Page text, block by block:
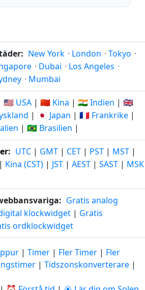
New York · London · Tokyo ·
· Dubai · Los Angeles ·
· Mumbai
🇺🇸 USA | 🇨🇳 Kina | 🇮🇳 Indien | 🇬🇧
| 🇯🇵 Japan | 🇫🇷 Frankrike |
| 🇧🇷 Brasilien |
: UTC | GMT | CET | PST | MST |
| Kina (CST) | JST | AEST | SAST | MSK
Gratis analog
klockwidget | Gratis
ordklockwidget
| Timer | Fler Timer | Fler
| Tidszonskonverterare |